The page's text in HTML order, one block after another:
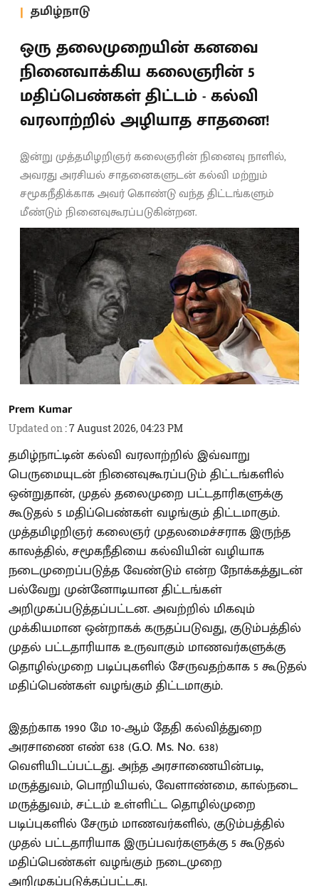
தமிழ்நாடு
ஒரு தலைமுறையின் கனவை
நினைவாக்கிய கலைஞரின் 5
மதிப்பெண்கள் திட்டம் - கல்வி
வரலாற்றில் அழியாத சாதனை!
இன்று முத்தமிழறிஞர் கலைஞரின் நினைவு நாளில்,
அவரது அரசியல் சாதனைகளுடன் கல்வி மற்றும்
சமூகநீதிக்காக அவர் கொண்டு வந்த திட்டங்களும்
மீண்டும் நினைவுகூரப்படுகின்றன.
Prem Kumar
Updated on :7 August 2026, 04:23 PM
தமிழ்நாட்டின் கல்வி வரலாற்றில் இவ்வாறு
பெருமையுடன் நினைவுகூரப்படும் திட்டங்களில்
ஒன்றுதான், முதல் தலைமுறை பட்டதாரிகளுக்கு
கூடுதல் 5 மதிப்பெண்கள் வழங்கும் திட்டமாகும்.
முத்தமிழறிஞர் கலைஞர் முதலமைச்சராக இருந்த
காலத்தில், சமூகநீதியை கல்வியின் வழியாக
நடைமுறைப்படுத்த வேண்டும் என்ற நோக்கத்துடன்
பல்வேறு முன்னோடியான திட்டங்கள்
அறிமுகப்படுத்தப்பட்டன. அவற்றில் மிகவும்
முக்கியமான ஒன்றாகக் கருதப்படுவது, குடும்பத்தில்
முதல் பட்டதாரியாக உருவாகும் மாணவர்களுக்கு
தொழில்முறை படிப்புகளில் சேருவதற்காக 5 கூடுதல்
மதிப்பெண்கள் வழங்கும் திட்டமாகும்.
இதற்காக 1990 மே 10-ஆம் தேதி கல்வித்துறை
அரசாணை எண் 638 (G.O. Ms. No. 638)
வெளியிடப்பட்டது. அந்த அரசாணையின்படி,
மருத்துவம், பொறியியல், வேளாண்மை, கால்நடை
மருத்துவம், சட்டம் உள்ளிட்ட தொழில்முறை
படிப்புகளில் சேரும் மாணவர்களில், குடும்பத்தில்
முதல் பட்டதாரியாக இருப்பவர்களுக்கு 5 கூடுதல்
மதிப்பெண்கள் வழங்கும் நடைமுறை